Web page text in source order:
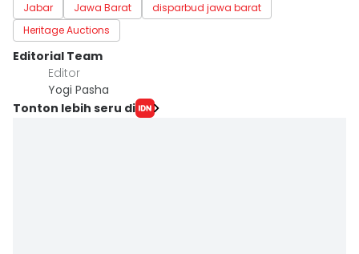
Jabar Jawa Barat
disparbud jawa barat
Heritage Auctions
Editorial Team
Editor
Yogi Pasha
Tonton lebih seru di